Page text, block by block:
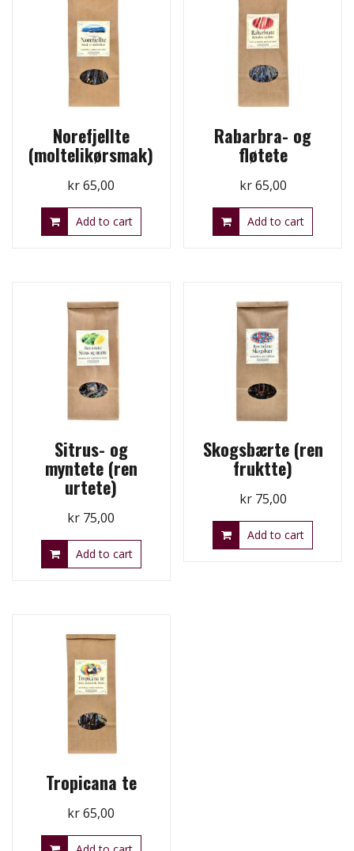
Norefjellte
(moltelikørsmak)
kr65,00
Add to cart
Rabarbra- og
fløtete
kr65,00
Add to cart
Sitrus- og
myntete (ren
urtete)
kr 75,00
Add to cart
Skogsbærte (ren
fruktte)
kr75,00
Add to cart
Tropicana te
kr65,00